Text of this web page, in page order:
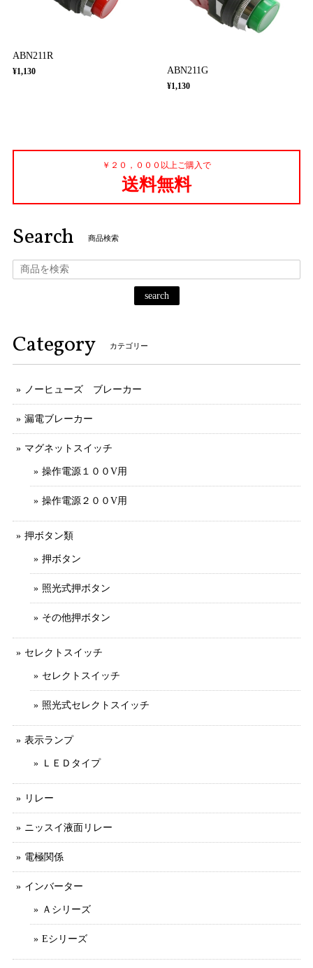
ABN211R
¥1,130 ABN211G
¥1,130
￥２０，０００以上ご購入で
送料無料
Search 商品検索
search
Category カテゴリー
ノーヒューズ ブレーカー
漏電ブレーカー
マグネットスイッチ
操作電源１００V用
操作電源２００V用
押ボタン類
押ボタン
照光式押ボタン
その他押ボタン
セレクトスイッチ
セレクトスイッチ
照光式セレクトスイッチ
表示ランプ
ＬＥＤタイプ
リレー
ニッスイ液面リレー
電極関係
インバーター
Ａシリーズ
Eシリーズ